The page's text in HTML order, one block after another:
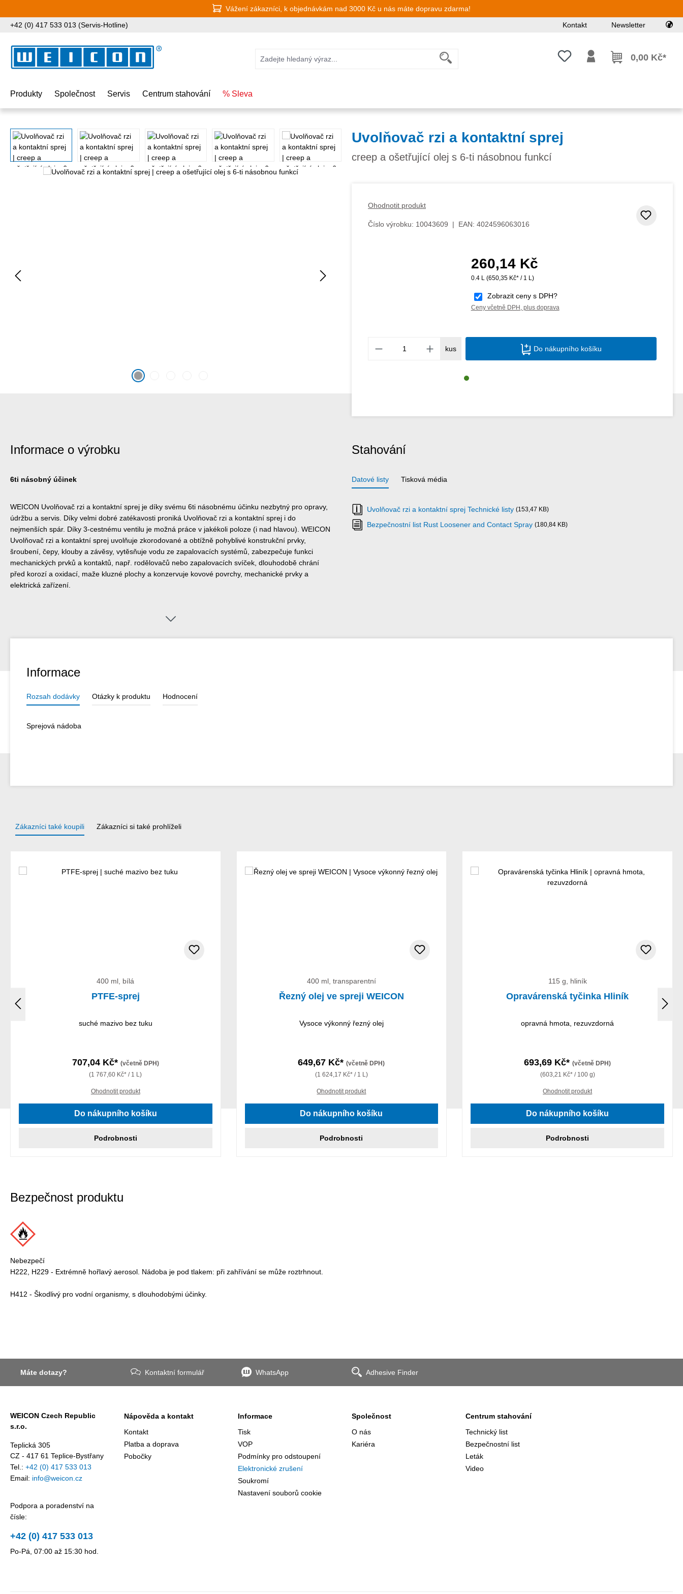
Vážení zákazníci, k objednávkám nad 3000 Kč u nás máte dopravu zdarma!
+42 (0) 417 533 013 (Servis-Hotline) Kontakt Newsletter
Máte 0 položky v seznamu přání
0,00 Kč*
Produkty Společnost Servis Centrum stahování % Sleva
Přeskočit galerii obrázků Uvolňovač rzi a kontaktní sprej
creep a ošetřující olej s 6-ti násobnou funkcí
Ohodnotit produkt
Číslo výrobku: 10043609 | EAN: 4024596063016
Běžná cena:
260,14 Kč
0.4 L (650,35 Kč* / 1 L)
Zobrazit ceny s DPH?
Ceny včetně DPH, plus doprava
Množství produktu: Zadejte
kus Do nákupního košíku
Informace o výrobku
6ti násobný účinek
WEICON Uvolňovač rzi a kontaktní sprej je díky svému 6ti násobnému účinku nezbytný pro opravy,
údržbu a servis. Díky velmi dobré zatékavosti proniká Uvolňovač rzi a kontaktní sprej i do
nejmenších spár. Díky 3-cestnému ventilu je možná práce v jakékoli poloze (i nad hlavou). WEICON
Uvolňovač rzi a kontaktní sprej uvolňuje zkorodované a obtížně pohyblivé konstrukční prvky,
šroubení, čepy, klouby a závěsy, vytěsňuje vodu ze zapalovacích systémů, zabezpečuje funkci
mechanických prvků a kontaktů, např. rodělovačů nebo zapalovacích svíček, dlouhodobě chrání
před korozí a oxidací, maže kluzné plochy a konzervuje kovové povrchy, mechanické prvky a
elektrická zařízení.
Stahování
Datové listy Tisková média
Uvolňovač rzi a kontaktní sprej Technické listy (153,47 KB)
Bezpečnostní list Rust Loosener and Contact Spray (180,84 KB)
Informace
Rozsah dodávky Otázky k produktu Hodnocení
Sprejová nádoba
Zákazníci také koupili Zákazníci si také prohlíželi
400 ml, bílá
PTFE-sprej
suché mazivo bez tuku
707,04 Kč* (včetně DPH)
(1 767,60 Kč* / 1 L)
Ohodnotit produkt
Do nákupního košíku
Podrobnosti
400 ml, transparentní
Řezný olej ve spreji WEICON
Vysoce výkonný řezný olej
649,67 Kč*(včetně DPH)
(1 624,17 Kč* / 1 L)
Ohodnotit produkt
Do nákupního košíku
Podrobnosti
115 g, hliník
Opravárenská tyčinka Hliník
opravná hmota, rezuvzdorná
693,69 Kč*(včetně DPH)
(603,21 Kč* / 100 g)
Ohodnotit produkt
Do nákupního košíku
Podrobnosti
Bezpečnost produktu
Nebezpečí
H222, H229 - Extrémně hořlavý aerosol. Nádoba je pod tlakem: při zahřívání se může roztrhnout.
H412 - Škodlivý pro vodní organismy, s dlouhodobými účinky.
Máte dotazy? Kontaktní formulář WhatsApp Adhesive Finder
WEICON Czech Republic
s.r.o.
Teplická 305
CZ - 417 61 Teplice-Bystřany
Tel.: +42 (0) 417 533 013
Email: info@weicon.cz
Podpora a poradenství na
čísle:
+42 (0) 417 533 013
Po-Pá, 07:00 až 15:30 hod.
Nápověda a kontakt
Kontakt
Platba a doprava
Pobočky
Informace
Tisk
VOP
Podmínky pro odstoupení
Elektronické zrušení
Soukromí
Nastavení souborů cookie
Společnost
O nás
Kariéra
Centrum stahování
Technický list
Bezpečnostní list
Leták
Video